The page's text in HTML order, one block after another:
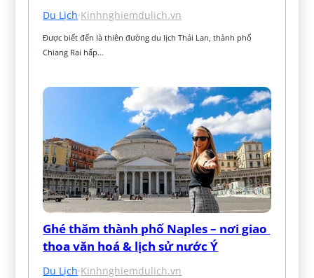
Du Lịch·Kinhnghiemdulich.vn
Được biết đến là thiên đường du lịch Thái Lan, thành phố
Chiang Rai hấp…
Ghé thăm thành phố Naples – nơi giao
thoa văn hoá & lịch sử nước Ý
Du Lịch·Kinhnghiemdulich.vn